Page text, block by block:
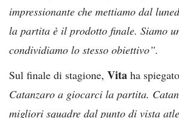
impressionante che mettiamo dal
la partita è il prodotto finale. Siamo
condividiamo lo stesso obiettivo”.
Sul finale di stagione, Vita ha
Catanzaro a giocarci la partita.
migliori squadre dal punto di vista